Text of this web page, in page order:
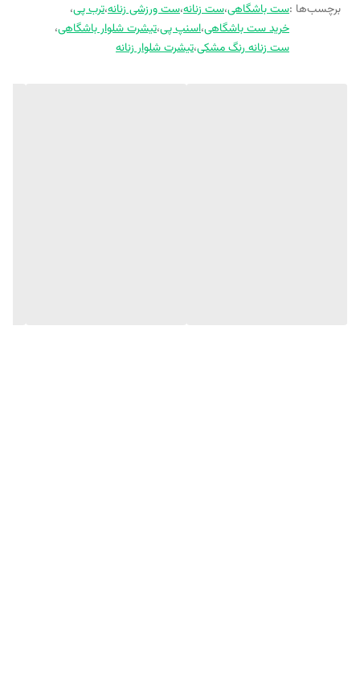
برچسب‌ها :ست باشگاهی،ست زنانه،ست ورزشی زنانه،ترب پی،
خرید ست باشگاهی،اسنپ پی،تیشرت شلوار باشگاهی،
ست زنانه رنگ مشکی،تیشرت شلوار زنانه